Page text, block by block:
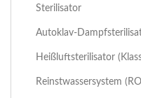
Sterilisator
Autoklav-
Heißluftsterilisator
Reinstwassersystem